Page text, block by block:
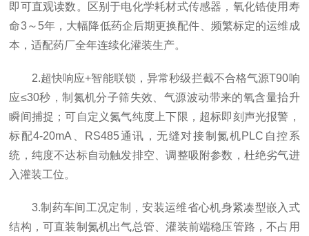
即可直观读数。区别于电化学耗材式传感器，氧化锆使用寿
命3～5年，大幅降低药企后期更换配件、频繁标定的运维成
本，适配药厂全年连续化灌装生产。
2.超快响应+智能联锁，异常秒级拦截不合格气源T90响
应≤30秒，制氮机分子筛失效、气源波动带来的氧含量抬升
瞬间捕捉；可自定义氮气纯度上下限，超标即刻声光报警，
标配4-20mA、RS485通讯，无缝对接制氮机PLC自控系
统，纯度不达标自动触发排空、调整吸附参数，杜绝劣气进
入灌装工位。
3.制药车间工况定制，安装运维省心机身紧凑型嵌入式
结构，可直装制氮机出气总管、灌装前端稳压管路，不占用